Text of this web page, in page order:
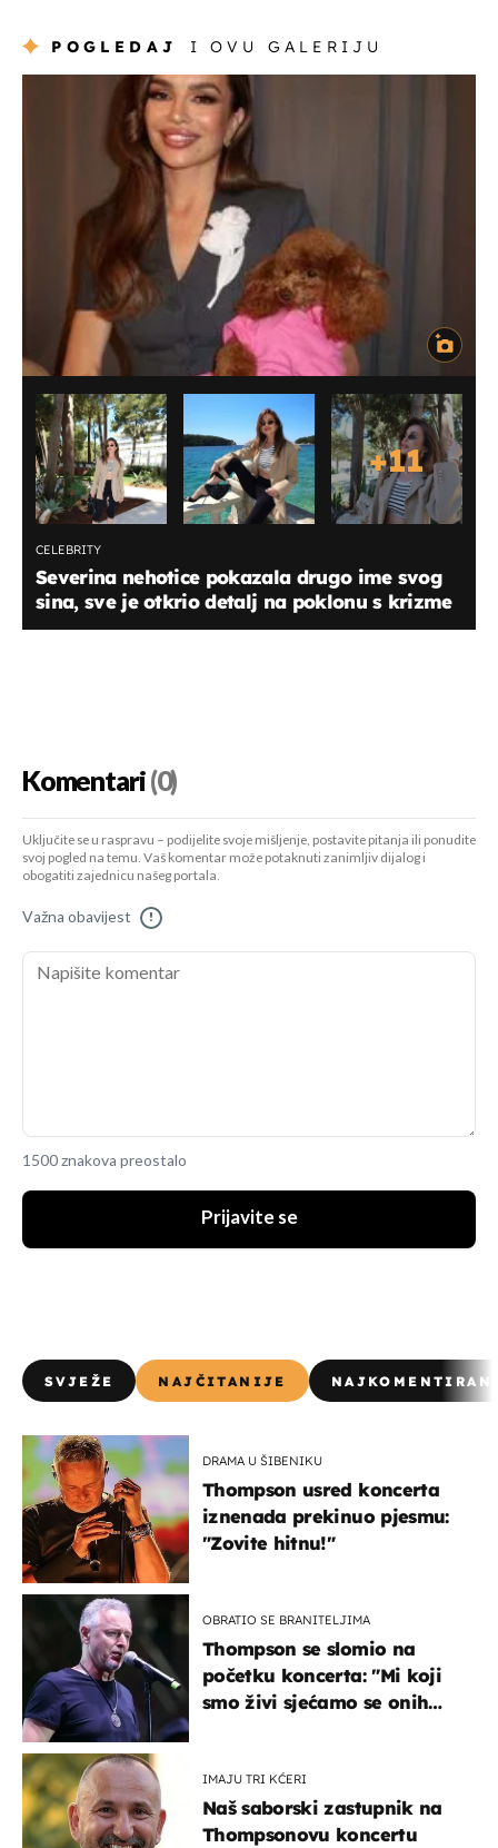
POGLEDAJ I OVU GALERIJU
+11
CELEBRITY
Severina nehotice pokazala drugo ime svog
sina, sve je otkrio detalj na poklonu s krizme
Komentari(0)
Uključite se u raspravu – podijelite svoje mišljenje, postavite pitanja ili ponudite
svoj pogled na temu. Vaš komentar može potaknuti zanimljiv dijalog i
obogatiti zajednicu našeg portala.
Važna obavijest !
1500 znakova preostalo
Prijavite se
SVJEŽE NAJČITANIJE
DRAMA U ŠIBENIKU
Thompson usred koncerta
iznenada prekinuo pjesmu:
"Zovite hitnu!"
OBRATIO SE BRANITELJIMA
Thompson se slomio na
početku koncerta: "Mi koji
smo živi sjećamo se onih
IMAJU TRI KĆERI
Naš saborski zastupnik na
Thompsonovu koncertu